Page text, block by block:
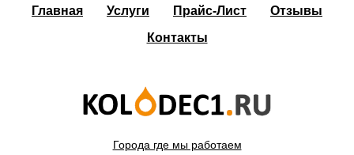
Главная Услуги Прайс-Лист
Отзывы
Контакты
Города где мы работаем